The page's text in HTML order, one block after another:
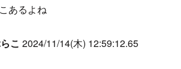
あるよね
こ 2024/11/14(木) 12:59:12.65